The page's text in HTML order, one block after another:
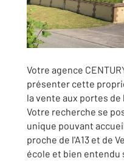
Votre agence
présenter cette
la vente aux portes de
Votre recherche se
unique pouvant
proche de l'A13 et de
école et bien entendu